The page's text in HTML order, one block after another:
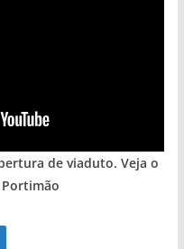
de viaduto. Veja o